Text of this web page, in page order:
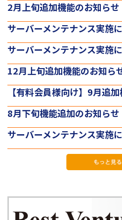
2月上旬追加機能のお知らせ
サーバーメンテナンス実施
サーバーメンテナンス実施
12月上旬追加機能のお知ら
【有料会員様向け】9月追
8月下旬機能追加のお知らせ
サーバーメンテナンス実施